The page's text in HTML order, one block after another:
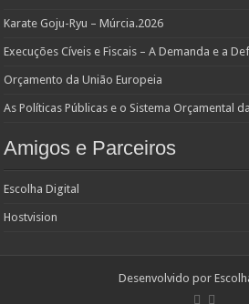
Karate Goju-Ryu – Múrcia.2026
Execuções Cíveis e Fiscais – A Demanda e a
Orçamento da União Europeia
As Políticas Públicas e o Sistema Orçamental
Amigos e Parceiros
Escolha Digital
Hostvision
Desenvolvido por